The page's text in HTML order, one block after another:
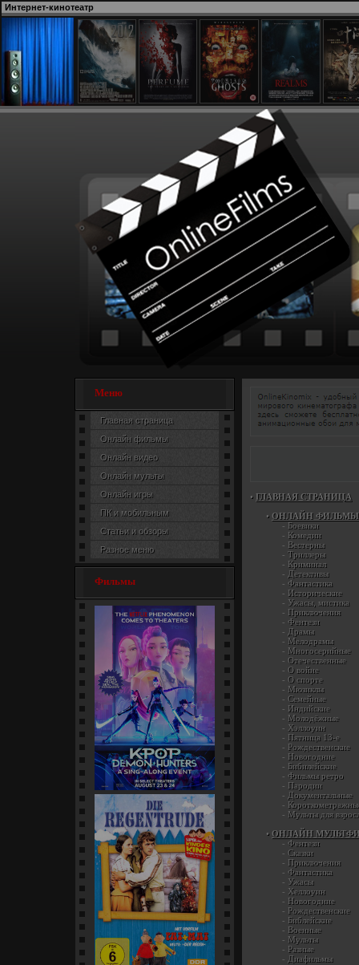
Интернет-кинотеатр
Меню
Главная страница
Онлайн фильмы
Онлайн видео
Онлайн мульты
Онлайн игры
ПК и мобильным
Статьи и обзоры
Разное меню
Фильмы
Кей-поп-охотницы на демонов
/ KPop Demon... [мультфильм]
• ГЛАВНАЯ СТРАНИЦА
• ОНЛАЙН ФИЛЬМЫ
- Боевики
- Комедии
- Вестерны
- Триллеры
- Криминал
- Детективы
- Фантастика
- Исторические
- Ужасы, мистика
- Приключения
- Фентези
- Драмы
- Мелодрамы
- Многосерийные
- Отечественные
- О войне
- О спорте
- Мюзиклы
- Семейные
- Индийские
- Молодёжные
- Хэллоуин
- Пятница 13-е
- Рождественские
- Новогодние
- Бибилейские
- Фильмы ретро
- Пародии
- Документальные
-
- Мульты для
• ОНЛАЙН
- Фентези
- Сказки
- Приключения
- Фантастика
- Ужасы
- Хеллоуин
- Новогодние
- Рождественские
- Библейские
- Военные
- Мульты
- Разные
- Диафильмы